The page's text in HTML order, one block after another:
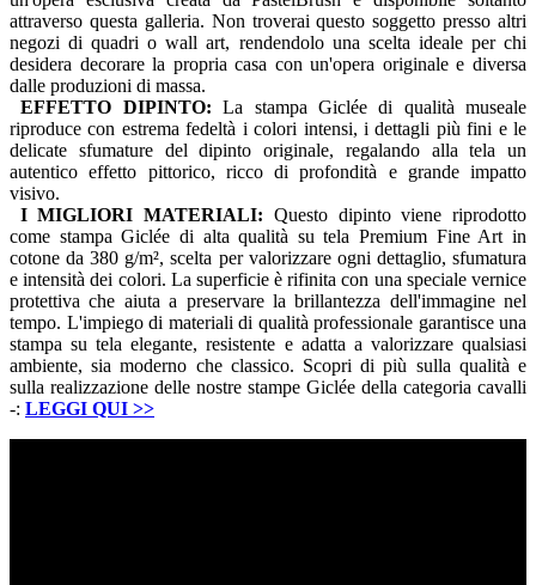
attraverso questa galleria. Non troverai questo soggetto presso altri
negozi di quadri o wall art, rendendolo una scelta ideale per chi
desidera decorare la propria casa con un'opera originale e diversa
dalle produzioni di massa.
EFFETTO DIPINTO: La stampa Giclée di qualità museale
riproduce con estrema fedeltà i colori intensi, i dettagli più fini e le
delicate sfumature del dipinto originale, regalando alla tela un
autentico effetto pittorico, ricco di profondità e grande impatto
visivo.
I MIGLIORI MATERIALI: Questo dipinto viene riprodotto
come stampa Giclée di alta qualità su tela Premium Fine Art in
cotone da 380 g/m², scelta per valorizzare ogni dettaglio, sfumatura
e intensità dei colori. La superficie è rifinita con una speciale vernice
protettiva che aiuta a preservare la brillantezza dell'immagine nel
tempo. L'impiego di materiali di qualità professionale garantisce una
stampa su tela elegante, resistente e adatta a valorizzare qualsiasi
ambiente, sia moderno che classico. Scopri di più sulla qualità e
sulla realizzazione delle nostre stampe Giclée della categoria cavalli
-: LEGGI QUI >>